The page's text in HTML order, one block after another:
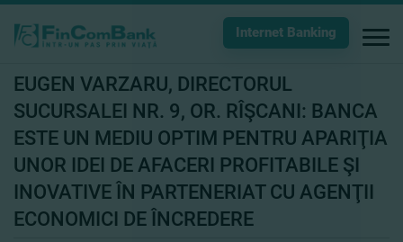
Internet Banking
EUGEN VARZARU, DIRECTORUL
SUCURSALEI NR. 9, OR. RÎŞCANI: BANCA
ESTE UN MEDIU OPTIM PENTRU APARIŢIA
UNOR IDEI DE AFACERI PROFITABILE ŞI
INOVATIVE ÎN PARTENERIAT CU AGENŢII
ECONOMICI DE ÎNCREDERE